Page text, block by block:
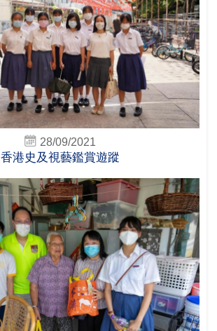
28/09/2021
香港史及視藝鑑賞遊蹤